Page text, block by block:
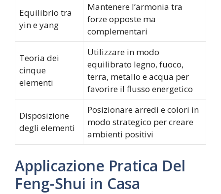
Equilibrio tra
yin e yang
Mantenere l’armonia tra
forze opposte ma
complementari
Teoria dei
cinque
elementi
Utilizzare in modo
equilibrato legno, fuoco,
terra, metallo e acqua per
favorire il flusso energetico
Disposizione
degli elementi
Posizionare arredi e colori in
modo strategico per creare
ambienti positivi
Applicazione Pratica Del
Feng-Shui in Casa